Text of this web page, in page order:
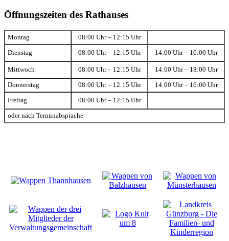
Öffnungszeiten des Rathauses
Montag 08:00 Uhr – 12:15 Uhr
Dienstag 08:00 Uhr – 12:15 Uhr 14:00 Uhr – 16:00 Uhr
Mittwoch 08:00 Uhr – 12:15 Uhr 14:00 Uhr – 18:00 Uhr
Donnerstag 08:00 Uhr – 12:15 Uhr 14:00 Uhr – 16:00 Uhr
Freitag 08:00 Uhr – 12:15 Uhr
oder nach Terminabsprache